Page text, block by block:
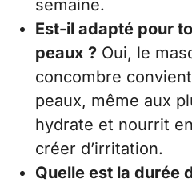
semaine.
Est-il adapté pour
peaux ? Oui, le
concombre
peaux, même aux
hydrate et nourrit
créer d’irritation.
Quelle est la durée